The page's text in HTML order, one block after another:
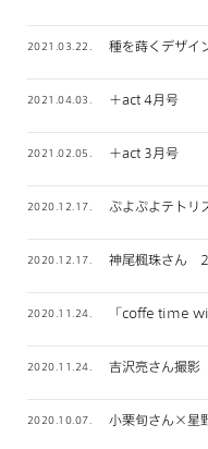
2021.03.22. 種を蒔くデザイ
2021.04.03. ＋act 4月号
2021.02.05. ＋act 3月号
2020.12.17. ぷよぷよテト
2020.12.17. 神尾楓珠さん
2020.11.24. 「coffe time
2020.11.24. 吉沢亮さん撮影
2020.10.07. 小栗旬さん×星